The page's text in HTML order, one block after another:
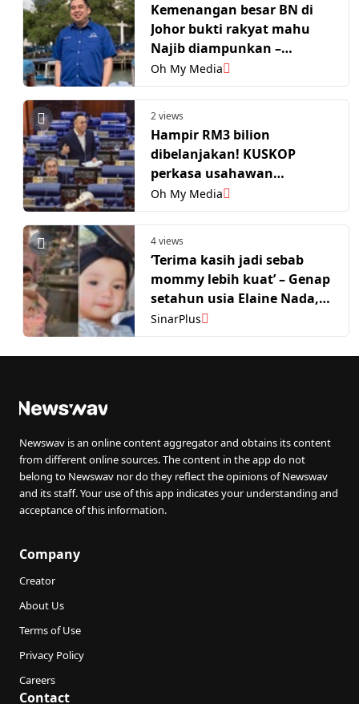
Kemenangan besar BN di
Johor bukti rakyat mahu
Najib diampunkan –
Nazifuddin
Oh My Media
2 views
Hampir RM3 bilion
dibelanjakan! KUSKOP
perkasa usahawan
bumiputera
Oh My Media
4 views
‘Terima kasih jadi sebab
mommy lebih kuat’ – Genap
setahun usia Elaine Nada,
Fara Salleh sifatkan
kehadiran anak sebagai
‘answered prayer'
SinarPlus
Newswav is an online content aggregator and obtains its content
from different online sources. The content in the app do not
belong to Newswav nor do they reflect the opinions of Newswav
and its staff. Your use of this app indicates your understanding and
acceptance of this information.
Company
Creator
About Us
Terms of Use
Privacy Policy
Careers
Contact